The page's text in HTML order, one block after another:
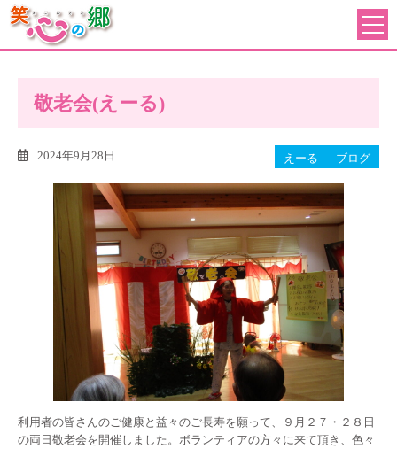
敬老会(えーる)
2024年9月28日 えーる ブログ
利用者の皆さんのご健康と益々のご長寿を願って、９月２７・２８日
の両日敬老会を開催しました。ボランティアの方々に来て頂き、色々